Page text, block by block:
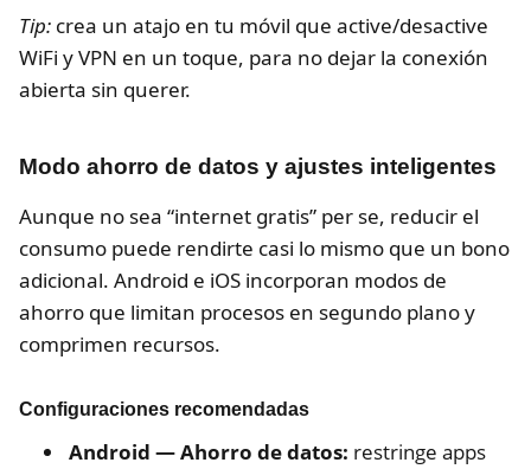
Tip: crea un atajo en tu móvil que active/desactive
WiFi y VPN en un toque, para no dejar la conexión
abierta sin querer.
Modo ahorro de datos y ajustes inteligentes
Aunque no sea “internet gratis” per se, reducir el
consumo puede rendirte casi lo mismo que un bono
adicional. Android e iOS incorporan modos de
ahorro que limitan procesos en segundo plano y
comprimen recursos.
Configuraciones recomendadas
Android — Ahorro de datos: restringe apps